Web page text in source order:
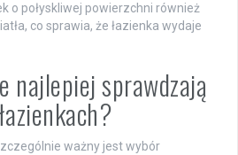
o połyskliwej powierzchni również
co sprawia, że łazienka wydaje
najlepiej sprawdzają
ważny jest wybór